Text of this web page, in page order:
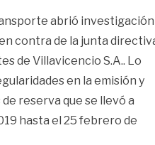
abrió investigación
contra de la junta
de Villavicencio S.A.. Lo
en la emisión y
reserva que se llevó a
hasta el 25 febrero de